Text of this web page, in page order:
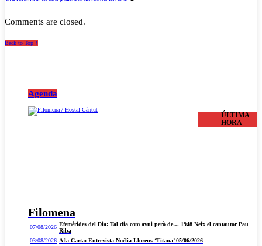
Comments are closed.
Back to Top ↑
Agenda
Filomena
ÚLTIMA
HORA
07/08/2026 Efemèrides del Dia: Tal dia com avui però de… 1948 Neix el cantautor Pau
Riba
03/08/2026 A la Carta: Entrevista Noèlia Llorens ‘Titana’ 05/06/2026